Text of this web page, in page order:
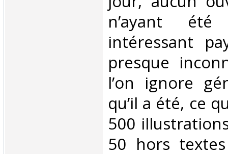
n’ayant
intéressant
presque
l’on ignore
qu’il a été, ce
500
50 hors